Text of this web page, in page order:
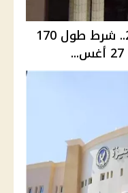
التقديم لكلية الشرطة 2026.. شرط طول 170